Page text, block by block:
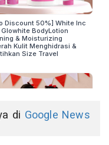
di Google News